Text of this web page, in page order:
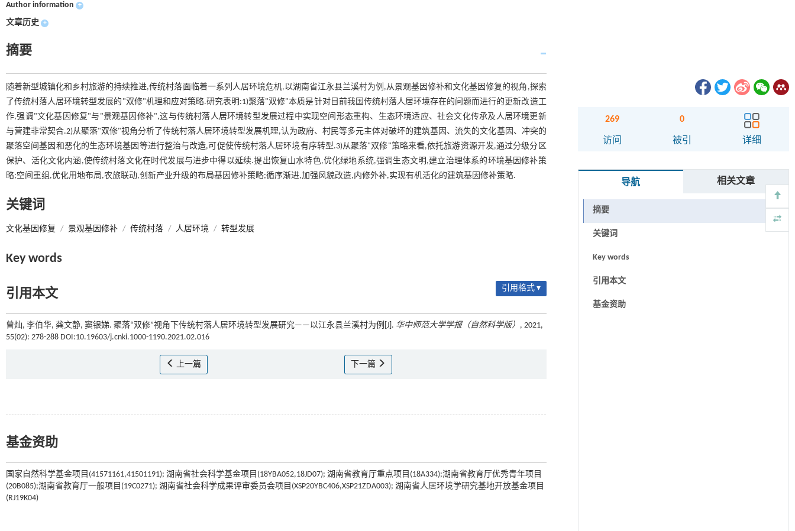
Author information +
文章历史 +
摘要
随着新型城镇化和乡村旅游的持续推进,传统村落面临着一系列人居环境危机,以湖南省江永县兰溪村为例,从景观基因修补和文化基因修复的视角,探索
了传统村落人居环境转型发展的"双修"机理和应对策略.研究表明:1)聚落"双修"本质是针对目前我国传统村落人居环境存在的问题而进行的更新改造工
作,强调"文化基因修复"与"景观基因修补",这与传统村落人居环境转型发展过程中实现空间形态重构、生态环境适应、社会文化传承及人居环境更新
与营建非常契合.2)从聚落"双修"视角分析了传统村落人居环境转型发展机理,认为政府、村民等多元主体对破坏的建筑基因、流失的文化基因、冲突的
聚落空间基因和恶化的生态环境基因等进行整治与改造,可促使传统村落人居环境有序转型.3)从聚落"双修"策略来看,依托旅游资源开发,通过分级分区
保护、活化文化内涵,使传统村落文化在时代发展与进步中得以延续.提出恢复山水特色,优化绿地系统,强调生态文明,建立治理体系的环境基因修补策
略;空间重组,优化用地布局,农旅联动,创新产业升级的布局基因修补策略;循序渐进,加强风貌改造,内修外补,实现有机活化的建筑基因修补策略.
关键词
文化基因修复 / 景观基因修补 / 传统村落 / 人居环境 / 转型发展
Key words
引用本文 引用格式 ▾
曾灿, 李伯华, 龚文静, 窦银娣. 聚落“双修”视角下传统村落人居环境转型发展研究——以江永县兰溪村为例[J]. 华中师范大学学报（自然科学版） , 2021,
55(02): 278-288 DOI:10.19603/j.cnki.1000-1190.2021.02.016
上一篇 下一篇
基金资助
国家自然科学基金项目(41571161,41501191); 湖南省社会科学基金项目(18YBA052,18JD07); 湖南省教育厅重点项目(18A334);湖南省教育厅优秀青年项目
(20B085);湖南省教育厅一般项目(19C0271); 湖南省社会科学成果评审委员会项目(XSP20YBC406,XSP21ZDA003); 湖南省人居环境学研究基地开放基金项目
(RJ19K04)
269
访问
0
被引 详细
导航 相关文章
摘要
关键词
Key words
引用本文
基金资助